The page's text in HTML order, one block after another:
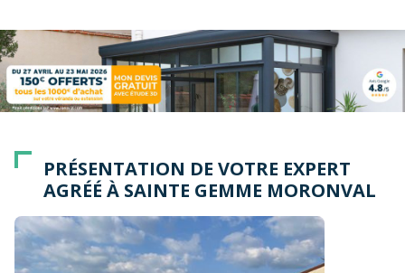
PRÉSENTATION DE VOTRE EXPERT
AGRÉÉ À SAINTE GEMME MORONVAL